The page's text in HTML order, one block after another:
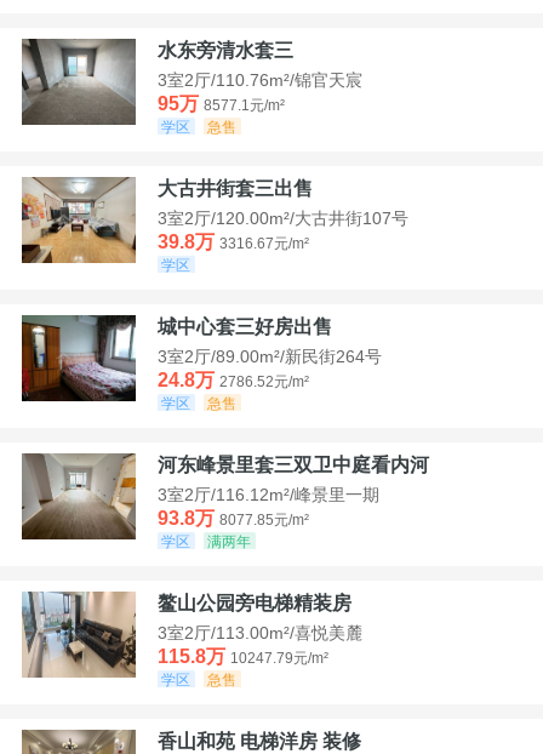
水东旁清水套三
3室2厅/110.76m²/锦官天宸
95万 8577.1元/m²
学区
急售
大古井街套三出售
3室2厅/120.00m²/大古井街107号
39.8万 3316.67元/m²
学区
城中心套三好房出售
3室2厅/89.00m²/新民街264号
24.8万 2786.52元/m²
学区
急售
河东峰景里套三双卫中庭看内河
3室2厅/116.12m²/峰景里一期
93.8万 8077.85元/m²
学区
满两年
鳌山公园旁电梯精装房
3室2厅/113.00m²/喜悦美麓
115.8万 10247.79元/m²
学区
急售
香山和苑 电梯洋房 装修